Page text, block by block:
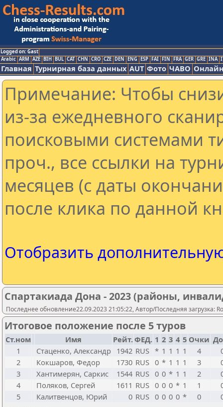
Logged on: Gast
Arabic ARM AZE BIH BUL CAT CHN CRO CZE DEN ENG ESP FAI FIN FRA GER GRE INA
Главная Турнирная база данных AUT Фото ЧАВО
Примечание: Чтобы
из-за ежедневного
поисковыми системами
проч., все ссылки на
месяцев (с даты
после клика по данной
Отобразить
Спартакиада Дона - 2023 (районы,
Последнее обновление22.09.2023 21:05:22, Автор/Последняя загрузка:
Итоговое положение после 5 туров
Ст.ном Имя Рейт.ФЕД. 1 2 3 4 5 Очки
1
Стаценко, Александр 1942 RUS * 1 1 1 1 4
2
Кокшаров, Федор 1730 RUS 0 * 1 1 1 3
3
Хантимерян, Саркис 1544 RUS 0 0 * 1 1 2
4
Поляков, Сергей 1611 RUS 0 0 0 * 1 1
5
Калитвенцов, Юрий 0 RUS 0 0 0 0 * 0